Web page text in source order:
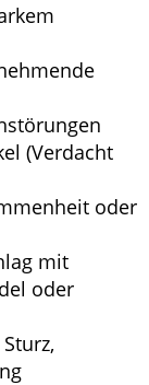
(Verdacht
oder
mit
oder